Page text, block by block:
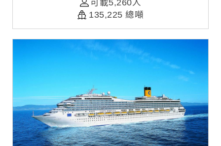
可載5,260人
135,225 總噸